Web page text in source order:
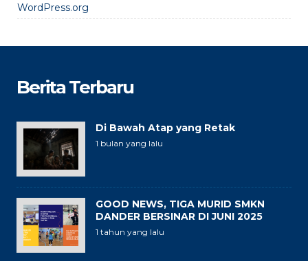
WordPress.org
Berita Terbaru
Di Bawah Atap yang Retak
1 bulan yang lalu
GOOD NEWS, TIGA MURID SMKN
DANDER BERSINAR DI JUNI 2025
1 tahun yang lalu